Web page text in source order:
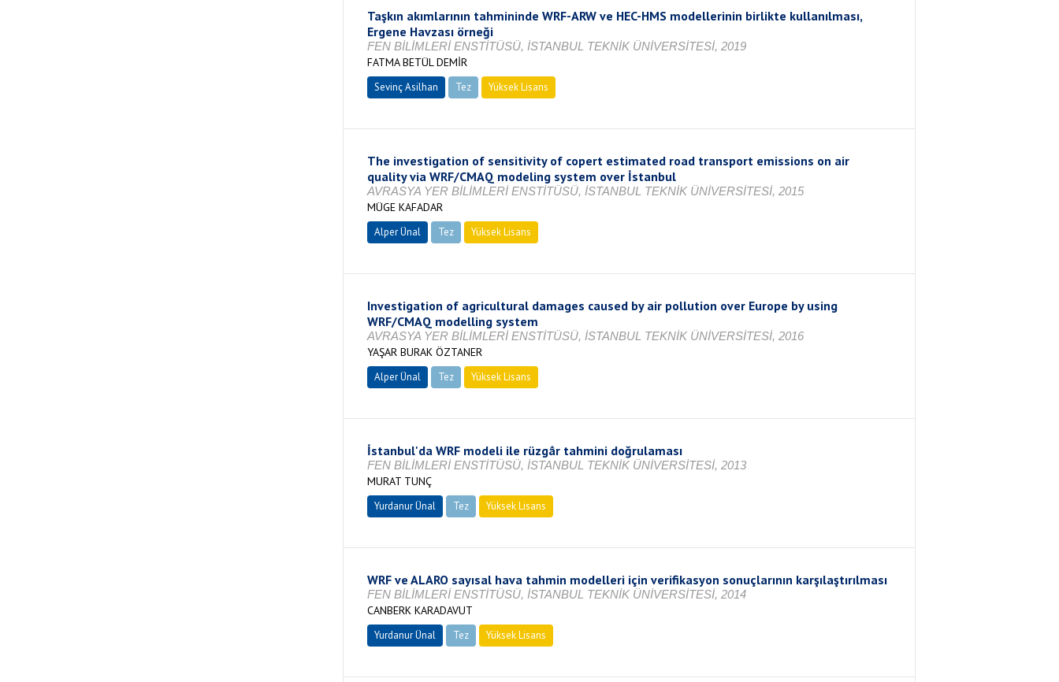
Taşkın akımlarının tahmininde WRF-ARW ve HEC-HMS modellerinin birlikte kullanılması,
Ergene Havzası örneği
FEN BİLİMLERİ ENSTİTÜSÜ, İSTANBUL TEKNİK ÜNİVERSİTESİ, 2019
FATMA BETÜL DEMİR
Sevinç Asilhan Tez Yüksek Lisans
The investigation of sensitivity of copert estimated road transport emissions on air
quality via WRF/CMAQ modeling system over İstanbul
AVRASYA YER BİLİMLERİ ENSTİTÜSÜ, İSTANBUL TEKNİK ÜNİVERSİTESİ, 2015
MÜGE KAFADAR
Alper Ünal Tez Yüksek Lisans
Investigation of agricultural damages caused by air pollution over Europe by using
WRF/CMAQ modelling system
AVRASYA YER BİLİMLERİ ENSTİTÜSÜ, İSTANBUL TEKNİK ÜNİVERSİTESİ, 2016
YAŞAR BURAK ÖZTANER
Alper Ünal Tez Yüksek Lisans
İstanbul'da WRF modeli ile rüzgâr tahmini doğrulaması
FEN BİLİMLERİ ENSTİTÜSÜ, İSTANBUL TEKNİK ÜNİVERSİTESİ, 2013
MURAT TUNÇ
Yurdanur Ünal Tez Yüksek Lisans
WRF ve ALARO sayısal hava tahmin modelleri için verifikasyon sonuçlarının karşılaştırılması
FEN BİLİMLERİ ENSTİTÜSÜ, İSTANBUL TEKNİK ÜNİVERSİTESİ, 2014
CANBERK KARADAVUT
Yurdanur Ünal Tez Yüksek Lisans